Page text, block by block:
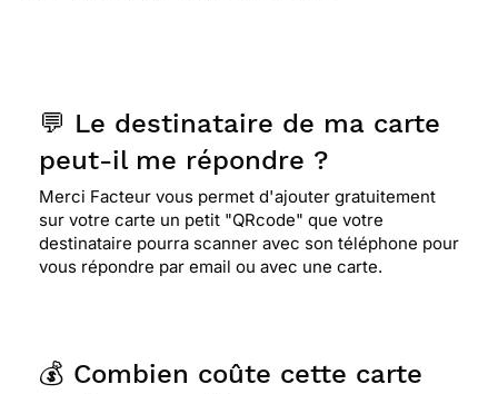
dans la semaine qui suis les fêtes de fin d'année.
💬 Le destinataire de ma carte
peut-il me répondre ?
Merci Facteur vous permet d'ajouter gratuitement
sur votre carte un petit "QRcode" que votre
destinataire pourra scanner avec son téléphone pour
vous répondre par email ou avec une carte.
💰 Combien coûte cette carte